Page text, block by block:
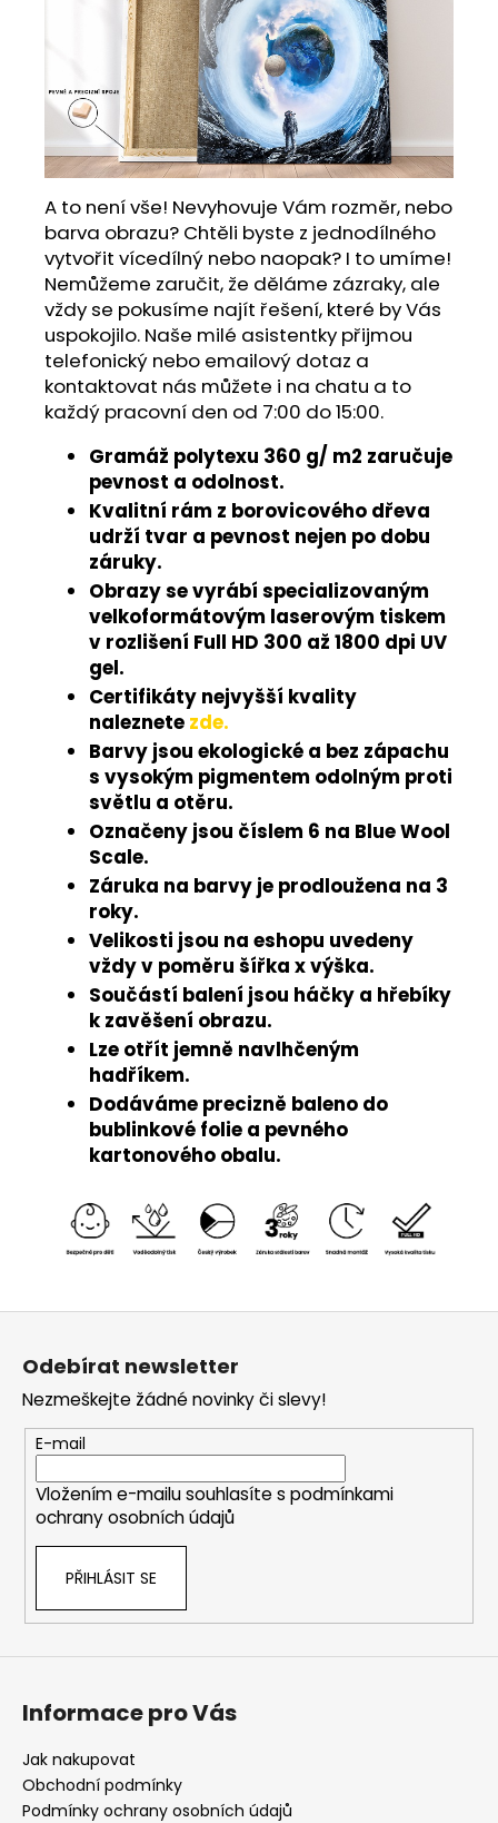
A to není vše! Nevyhovuje Vám rozměr, nebo
barva obrazu? Chtěli byste z jednodílného
vytvořit vícedílný nebo naopak? I to umíme!
Nemůžeme zaručit, že děláme zázraky, ale
vždy se pokusíme najít řešení, které by Vás
uspokojilo. Naše milé asistentky přijmou
telefonický nebo emailový dotaz a
kontaktovat nás můžete i na chatu a to
každý pracovní den od 7:00 do 15:00.
Gramáž polytexu 360 g/ m2 zaručuje
pevnost a odolnost.
Kvalitní rám z borovicového dřeva
udrží tvar a pevnost nejen po dobu
záruky.
Obrazy se vyrábí specializovaným
velkoformátovým laserovým tiskem
v rozlišení Full HD 300 až 1800 dpi UV
gel.
Certifikáty nejvyšší kvality
naleznete zde.
Barvy jsou ekologické a bez zápachu
s vysokým pigmentem odolným proti
světlu a otěru.
Označeny jsou číslem 6 na Blue Wool
Scale.
Záruka na barvy je prodloužena na 3
roky.
Velikosti jsou na eshopu uvedeny
vždy v poměru šířka x výška.
Součástí balení jsou háčky a hřebíky
k zavěšení obrazu.
Lze otřít jemně navlhčeným
hadříkem.
Dodáváme precizně baleno do
bublinkové folie a pevného
kartonového obalu.
Z
Odebírat newsletter
Nezmeškejte žádné novinky či slevy!
E-mail
Vložením e-mailu souhlasíte s podmínkami
ochrany osobních údajů
PŘIHLÁSIT SE
Informace pro Vás
Jak nakupovat
Obchodní podmínky
Podmínky ochrany osobních údajů